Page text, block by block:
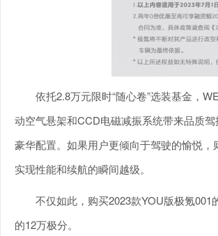
依托2.8万元限时“随心卷”选装基金，
动空气悬架和CCD电磁减振系统带来品质
豪华配置。如果用户更倾向于驾驶的愉悦
实现性能和续航的瞬间越级。
不仅如此，购买2023款YOU版极氪
的12万极分。